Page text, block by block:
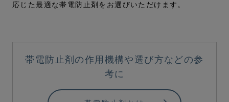
応じた最適な帯電防止剤をお選びいただけます。
帯電防止剤の作用機構や選び方などの参
考に